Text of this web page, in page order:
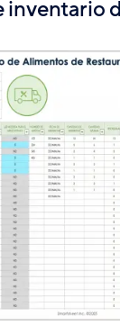
inventario